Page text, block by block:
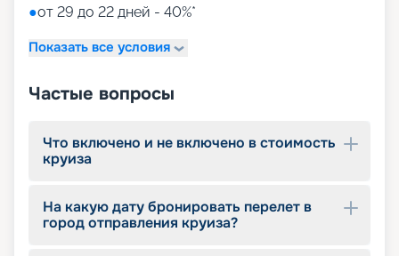
●от 29 до 22 дней - 40%*
Показать все условия
Частые вопросы
Что включено и не включено в стоимость
круиза
На какую дату бронировать перелет в
город отправления круиза?